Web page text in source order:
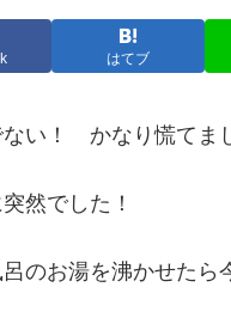
はてブ
ない！ かなり慌てま
然でした！
のお湯を沸かせたら